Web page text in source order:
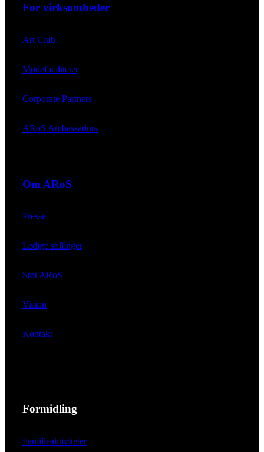
For virksomheder
Art Club
Mødefaciliteter
Corporate Partners
ARoS Ambassadors
Om ARoS
Presse
Ledige stillinger
Støt ARoS
Vision
Kontakt
Formidling
Familieaktiviteter